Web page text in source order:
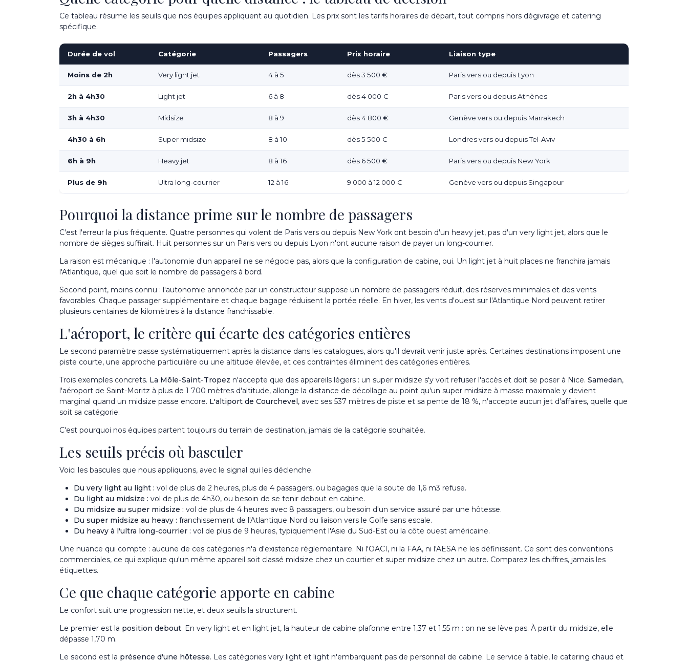
Ce tableau résume les seuils que nos équipes appliquent au quotidien. Les prix sont les tarifs horaires de départ, tout compris hors dégivrage et catering
spécifique.
Durée de vol Catégorie Passagers Prix horaire Liaison type
Moins de 2h Very light jet 4 à 5 dès 3 500 € Paris vers ou depuis Lyon
2h à 4h30 Light jet 6 à 8 dès 4 000 € Paris vers ou depuis Athènes
3h à 4h30 Midsize 8 à 9 dès 4 800 € Genève vers ou depuis Marrakech
4h30 à 6h Super midsize 8 à 10 dès 5 500 € Londres vers ou depuis Tel-Aviv
6h à 9h Heavy jet 8 à 16 dès 6 500 € Paris vers ou depuis New York
Plus de 9h Ultra long-courrier 12 à 16 9 000 à 12 000 € Genève vers ou depuis Singapour
Pourquoi la distance prime sur le nombre de passagers
C'est l'erreur la plus fréquente. Quatre personnes qui volent de Paris vers ou depuis New York ont besoin d'un heavy jet, pas d'un very light jet, alors que le
nombre de sièges suffirait. Huit personnes sur un Paris vers ou depuis Lyon n'ont aucune raison de payer un long-courrier.
La raison est mécanique : l'autonomie d'un appareil ne se négocie pas, alors que la configuration de cabine, oui. Un light jet à huit places ne franchira jamais
l'Atlantique, quel que soit le nombre de passagers à bord.
Second point, moins connu : l'autonomie annoncée par un constructeur suppose un nombre de passagers réduit, des réserves minimales et des vents
favorables. Chaque passager supplémentaire et chaque bagage réduisent la portée réelle. En hiver, les vents d'ouest sur l'Atlantique Nord peuvent retirer
plusieurs centaines de kilomètres à la distance franchissable.
L'aéroport, le critère qui écarte des catégories entières
Le second paramètre passe systématiquement après la distance dans les catalogues, alors qu'il devrait venir juste après. Certaines destinations imposent une
piste courte, une approche particulière ou une altitude élevée, et ces contraintes éliminent des catégories entières.
Trois exemples concrets. La Môle-Saint-Tropez n'accepte que des appareils légers : un super midsize s'y voit refuser l'accès et doit se poser à Nice. Samedan,
l'aéroport de Saint-Moritz à plus de 1 700 mètres d'altitude, allonge la distance de décollage au point qu'un super midsize à masse maximale y devient
marginal quand un midsize passe encore. L'altiport de Courchevel, avec ses 537 mètres de piste et sa pente de 18 %, n'accepte aucun jet d'affaires, quelle que
soit sa catégorie.
C'est pourquoi nos équipes partent toujours du terrain de destination, jamais de la catégorie souhaitée.
Les seuils précis où basculer
Voici les bascules que nous appliquons, avec le signal qui les déclenche.
Du very light au light : vol de plus de 2 heures, plus de 4 passagers, ou bagages que la soute de 1,6 m3 refuse.
Du light au midsize : vol de plus de 4h30, ou besoin de se tenir debout en cabine.
Du midsize au super midsize : vol de plus de 4 heures avec 8 passagers, ou besoin d'un service assuré par une hôtesse.
Du super midsize au heavy : franchissement de l'Atlantique Nord ou liaison vers le Golfe sans escale.
Du heavy à l'ultra long-courrier : vol de plus de 9 heures, typiquement l'Asie du Sud-Est ou la côte ouest américaine.
Une nuance qui compte : aucune de ces catégories n'a d'existence réglementaire. Ni l'OACI, ni la FAA, ni l'AESA ne les définissent. Ce sont des conventions
commerciales, ce qui explique qu'un même appareil soit classé midsize chez un courtier et super midsize chez un autre. Comparez les chiffres, jamais les
étiquettes.
Ce que chaque catégorie apporte en cabine
Le confort suit une progression nette, et deux seuils la structurent.
Le premier est la position debout. En very light et en light jet, la hauteur de cabine plafonne entre 1,37 et 1,55 m : on ne se lève pas. À partir du midsize, elle
dépasse 1,70 m.
Le second est la présence d'une hôtesse. Les catégories very light et light n'embarquent pas de personnel de cabine. Le service à table, le catering chaud et